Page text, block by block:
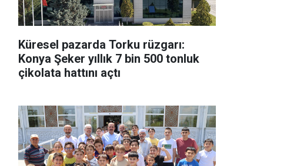
Küresel pazarda Torku rüzgarı:
Konya Şeker yıllık 7 bin 500 tonluk
çikolata hattını açtı